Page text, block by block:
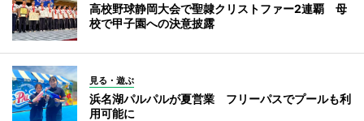
高校野球静岡大会で聖隷クリストファー2連覇 母
校で甲子園への決意披露
見る・遊ぶ
浜名湖パルパルが夏営業 フリーパスでプールも利
用可能に